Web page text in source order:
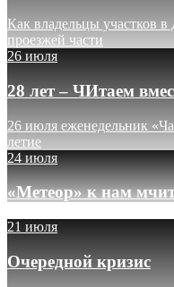
Как владельцы участков
проезжей части
26 июля
28 лет – ЧИтаем
26 июля еженедельник
летие
24 июля
«Метеор» к нам
21 июля
Очередной кризис